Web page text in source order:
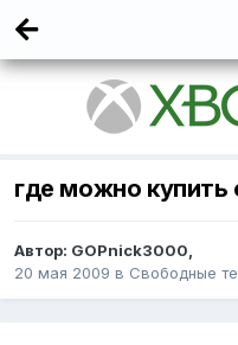
где можно купить
Автор: GOPnick3000,
20 мая 2009 в Свободные